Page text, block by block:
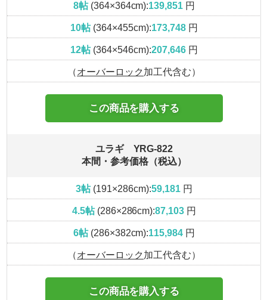
8帖(364×364cm):139,851 円
10帖(364×455cm):173,748円
12帖(364×546cm):207,646円
（オーバーロック 加工代含む）
この商品を購入する
ユラギ YRG-822
本間・参考価格（税込）
3帖(191×286cm):59,181円
4.5帖(286×286cm):87,103 円
6帖(286×382cm):115,984 円
（オーバーロック 加工代含む）
この商品を購入する